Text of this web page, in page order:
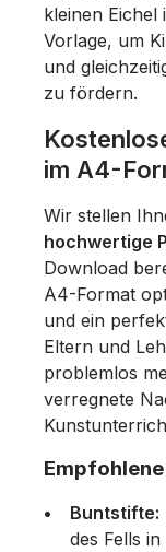
kleinen Eichel
Vorlage, um
und
zu fördern.
im A4-
Wir stellen
hochwertige
Download
A4-Format
und ein
Eltern und
problemlos
verregnete
Buntstifte:
des Fells